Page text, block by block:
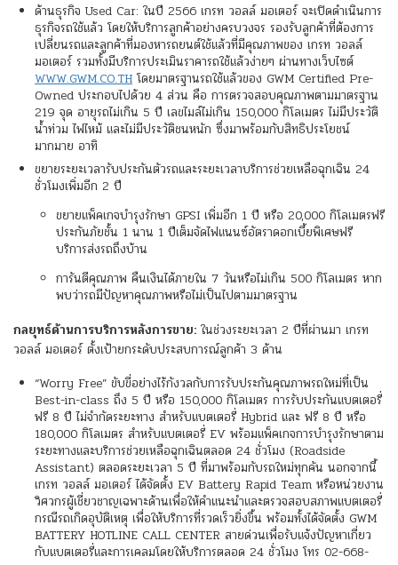
ด้านธุรกิจ Used Car: ในปี 2566 เกรท วอลล์ มอเตอร์ จะเปิดดำเนินการ
ธุรกิจรถใช้แล้ว โดยให้บริการลูกค้าอย่างครบวงจร รองรับลูกค้าที่ต้องการ
เปลี่ยนรถและลูกค้าที่มองหารถยนต์ใช้แล้วที่มีคุณภาพของ เกรท วอลล์
มอเตอร์ รวมทั้งมีบริการประเมินราคารถใช้แล้วง่ายๆ ผ่านทางเว็บไซต์
WWW.GWM.CO.THโดยมาตรฐานรถใช้แล้วของ GWM Certified Pre-
Owned ประกอบไปด้วย 4 ส่วน คือ การตรวจสอบคุณภาพตามมาตรฐาน
219 จุด อายุรถไม่เกิน 5 ปี เลขไมล์ไม่เกิน 150,000 กิโลเมตร ไม่มีประวัติ
น้ำท่วม ไฟไหม้ และไม่มีประวัติชนหนัก ซึ่งมาพร้อมกับสิทธิประโยชน์
มากมาย อาทิ
ขยายระยะเวลารับประกันตัวรถและระยะเวลาบริการช่วยเหลือฉุกเฉิน 24
ชั่วโมงเพิ่มอีก 2 ปี
ขยายแพ็คเกจบำรุงรักษา GPSI เพิ่มอีก 1 ปี หรือ 20,000 กิโลเมตรฟรี
ประกันภัยชั้น 1 นาน 1 ปีเต็มจัดไฟแนนซ์อัตราดอกเบี้ยพิเศษฟรี
บริการส่งรถถึงบ้าน
การันตีคุณภาพ คืนเงินได้ภายใน 7 วันหรือไม่เกิน 500 กิโลเมตร หาก
พบว่ารถมีปัญหาคุณภาพหรือไม่เป็นไปตามมาตรฐาน
กลยุทธ์ด้านการบริการหลังการขาย: ในช่วงระยะเวลา 2 ปีที่ผ่านมา เกรท
วอลล์ มอเตอร์ ตั้งเป้ายกระดับประสบการณ์ลูกค้า 3 ด้าน
“Worry Free” ขับขี่อย่างไร้กังวลกับการรับประกันคุณภาพรถใหม่ที่เป็น
Best-in-class ถึง 5 ปี หรือ 150,000 กิโลเมตร การรับประกันแบตเตอรี่
ฟรี 8 ปี ไม่จำกัดระยะทาง สำหรับแบตเตอรี่ Hybrid และ ฟรี 8 ปี หรือ
180,000 กิโลเมตร สำหรับแบตเตอรี่ EV พร้อมแพ็คเกจการบำรุงรักษาตาม
ระยะทางและบริการช่วยเหลือฉุกเฉินตลอด 24 ชั่วโมง (Roadside
Assistant) ตลอดระยะเวลา 5 ปี ที่มาพร้อมกับรถใหม่ทุกคัน นอกจากนี้
เกรท วอลล์ มอเตอร์ ได้จัดตั้ง EV Battery Rapid Team หรือหน่วยงาน
วิศวกรผู้เชี่ยวชาญเฉพาะด้านเพื่อให้คำแนะนำและตรวจสอบสภาพแบตเตอรี่
กรณีรถเกิดอุบัติเหตุ เพื่อให้บริการที่รวดเร็วยิ่งขึ้น พร้อมทั้งได้จัดตั้ง GWM
BATTERY HOTLINE CALL CENTER สายด่วนเพื่อรับแจ้งปัญหาเกี่ยว
กับแบตเตอรี่และการเคลมโดยให้บริการตลอด 24 ชั่วโมง โทร 02-668-